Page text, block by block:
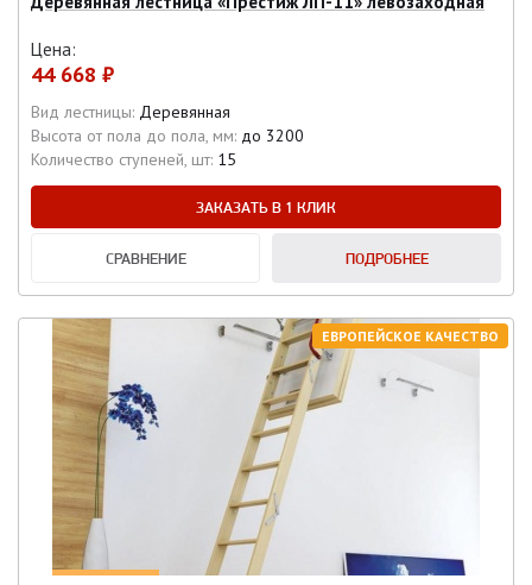
Цена:
44 668 ₽
Вид лестницы: Деревянная
Высота от пола до пола, мм: до 3200
Количество ступеней, шт: 15
ЗАКАЗАТЬ В 1 КЛИК
СРАВНЕНИЕ ПОДРОБНЕЕ
ЕВРОПЕЙСКОЕ КАЧЕСТВО